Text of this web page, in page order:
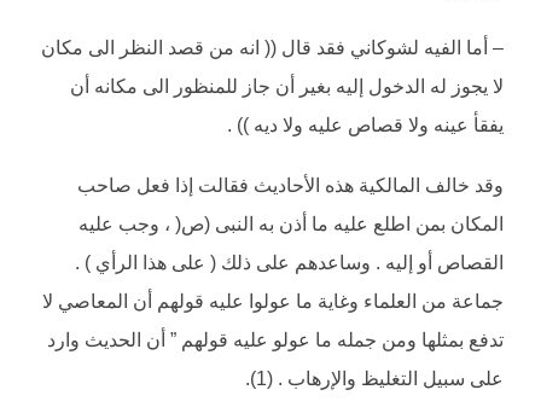
– أما الفيه لشوكاني فقد قال (( انه من قصد النظر الى مكان
لا يجوز له الدخول إليه بغير أن جاز للمنظور الى مكانه أن
يفقأ عينه ولا قصاص عليه ولا ديه )) .
وقد خالف المالكية هذه الأحاديث فقالت إذا فعل صاحب
المكان بمن اطلع عليه ما أذن به النبى (ص( ، وجب عليه
القصاص أو إليه . وساعدهم على ذلك ( على هذا الرأي ) .
جماعة من العلماء وغاية ما عولوا عليه قولهم أن المعاصي لا
تدفع بمثلها ومن جمله ما عولو عليه قولهم ” أن الحديث وارد
على سبيل التغليظ والإرهاب . (1).